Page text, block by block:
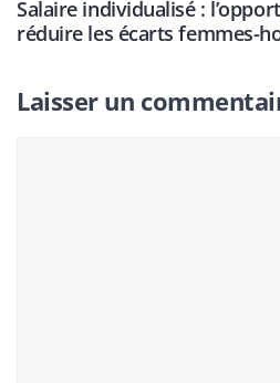
Salaire individualisé :
réduire les écarts femmes-
Laisser un